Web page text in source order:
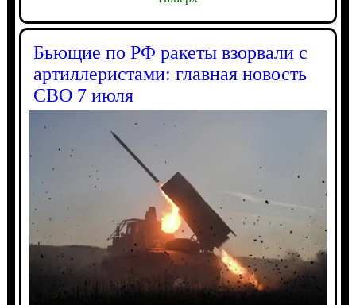
Бьющие по РФ ракеты взорвали с
артиллеристами: главная новость
СВО 7 июля